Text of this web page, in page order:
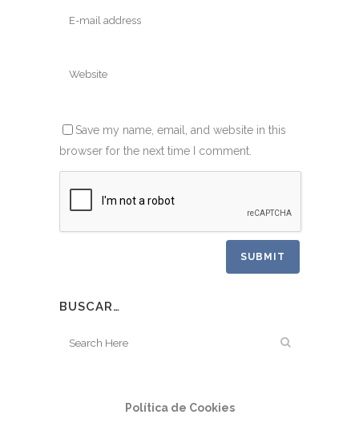
Save my name, email, and website in this
browser for the next time I comment.
BUSCAR…
Política de Cookies